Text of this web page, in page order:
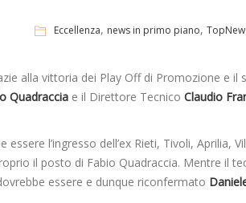
Eccellenza, news in primo piano,
alla vittoria dei Play Off di Promozione e il
Quadraccia e il Direttore Tecnico Claudio
l’ingresso dell’ex Rieti, Tivoli, Aprilia,
il posto di Fabio Quadraccia. Mentre il
essere e dunque riconfermato